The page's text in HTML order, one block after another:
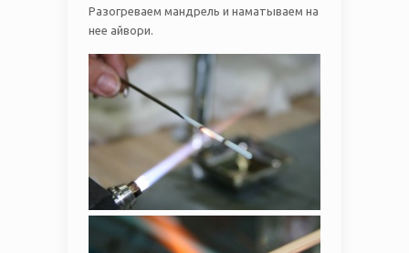
Разогреваем мандрель и наматываем на
нее айвори.